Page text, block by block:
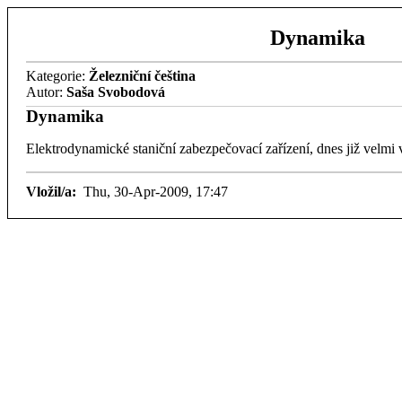
Dynamika
Kategorie: Železniční čeština
Autor: Saša Svobodová
Dynamika
Elektrodynamické staniční zabezpečovací zařízení, dnes již velmi
Vložil/a: Thu, 30-Apr-2009, 17:47